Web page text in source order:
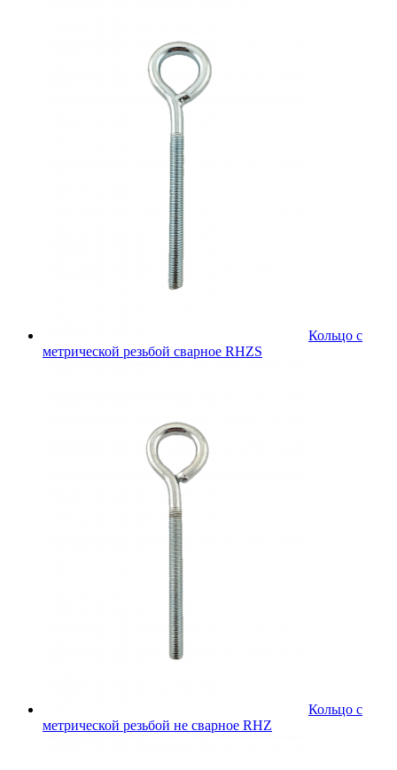
Кольцо с
метрической резьбой сварное RHZS
Кольцо с
метрической резьбой не сварное RHZ